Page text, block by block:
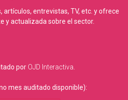
artículos, entrevistas, TV, etc. y ofrece
y actualizada sobre el sector.
por OJD Interactiva.
mes auditado disponible):